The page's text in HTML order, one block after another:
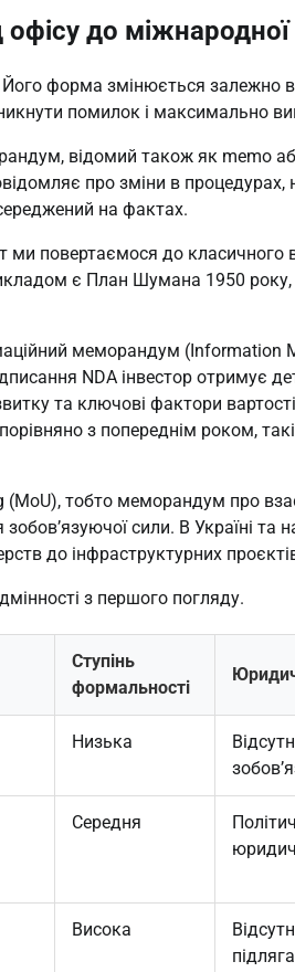
до
форма змінюється залежно
помилок і максимально
відомий також як memo
про зміни в
на фактах.
повертаємося до класичного
є План Шумана 1950
меморандум
NDA інвестор отримує
та ключові фактори
з попереднім роком,
тобто меморандум про
сили. В Україні та
до інфраструктурних
з першого погляду.
Ступінь
формальності
Низька
Середня
Висока